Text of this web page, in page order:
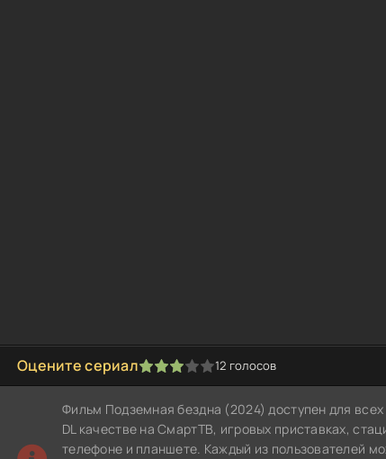
Оцените сериал
1 2 3 4 5 12 голосов
Фильм Подземная бездна (2024) доступен для
DL качестве на СмартТВ, игровых приставках,
телефоне и планшете. Каждый из пользователей